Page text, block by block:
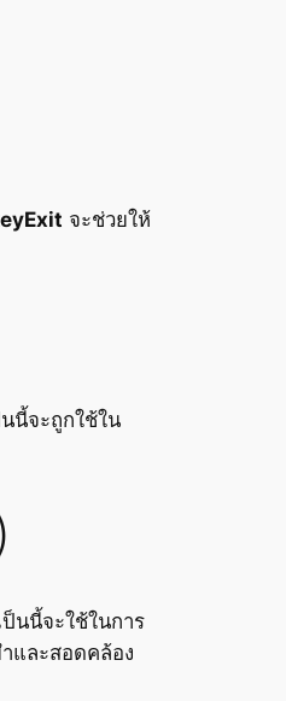
จะช่วยให้
นี้จะถูกใช้ใน
นนี้จะใช้ในการ
และสอดคล้อง